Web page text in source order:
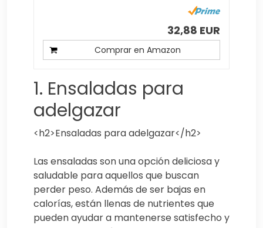
32,88 EUR
Comprar en Amazon
1. Ensaladas para
adelgazar
<h2>Ensaladas para adelgazar</h2>
Las ensaladas son una opción deliciosa y
saludable para aquellos que buscan
perder peso. Además de ser bajas en
calorías, están llenas de nutrientes que
pueden ayudar a mantenerse satisfecho y